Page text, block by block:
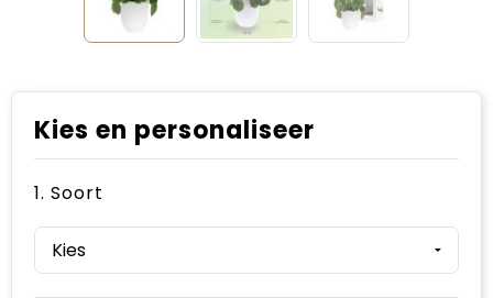
Kies en personaliseer
1. Soort